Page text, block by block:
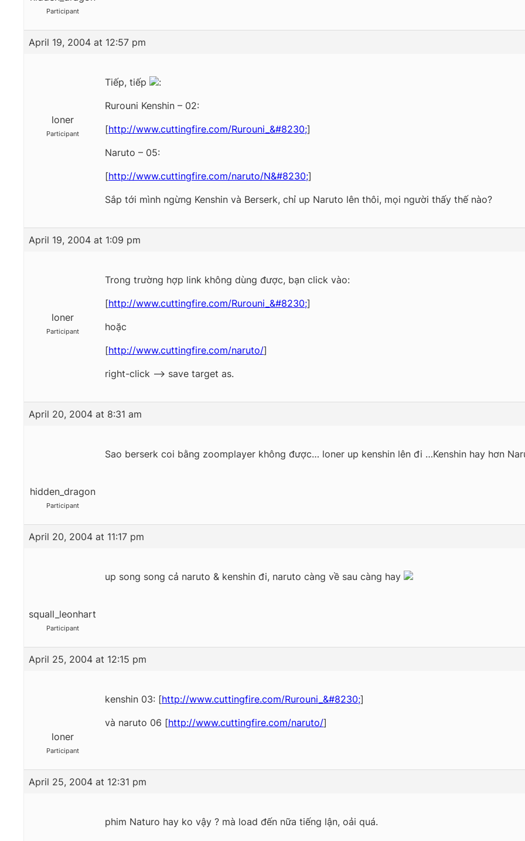
Participant
April 19, 2004 at 12:57 pm
loner
Participant
Tiếp, tiếp
:
Rurouni Kenshin – 02:
[http://www.cuttingfire.com/Rurouni_&#8230;]
Naruto – 05:
[http://www.cuttingfire.com/naruto/N&#8230;]
Sắp tới mình ngừng Kenshin và Berserk, chỉ up Naruto lên thôi, mọi người thấy thế nào?
April 19, 2004 at 1:09 pm
loner
Participant
Trong trường hợp link không dùng được, bạn click vào:
[http://www.cuttingfire.com/Rurouni_&#8230;]
hoặc
[http://www.cuttingfire.com/naruto/]
right-click –> save target as.
April 20, 2004 at 8:31 am
hidden_dragon
Participant
Sao berserk coi bằng zoomplayer không được… loner up kenshin lên đi …Kenshin hay hơn
April 20, 2004 at 11:17 pm
squall_leonhart
Participant
up song song cả naruto & kenshin đi, naruto càng về sau càng hay
April 25, 2004 at 12:15 pm
loner
Participant
kenshin 03: [http://www.cuttingfire.com/Rurouni_&#8230;]
và naruto 06 [http://www.cuttingfire.com/naruto/]
April 25, 2004 at 12:31 pm
phim Naturo hay ko vậy ? mà load đến nữa tiếng lận, oải quá.